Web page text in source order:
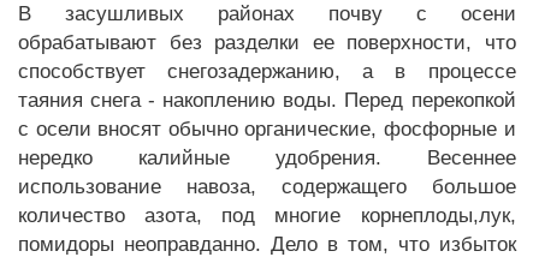
В засушливых районах почву с осени
обрабатывают без разделки ее поверхности, что
способствует снегозадержанию, а в процессе
таяния снега - накоплению воды. Перед перекопкой
с осели вносят обычно органические, фосфорные и
нередко калийные удобрения. Весеннее
использование навоза, содержащего большое
количество азота, под многие корнеплоды,лук,
помидоры неоправданно. Дело в том, что избыток